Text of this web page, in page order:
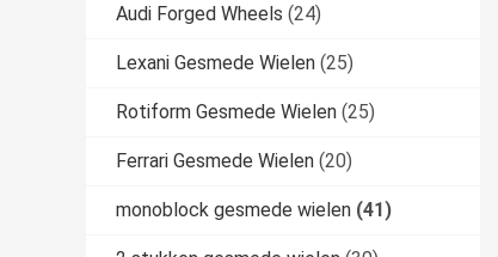
Audi Forged Wheels (24)
Lexani Gesmede Wielen (25)
Rotiform Gesmede Wielen (25)
Ferrari Gesmede Wielen (20)
monoblock gesmede wielen (41)